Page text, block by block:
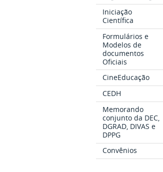
Iniciação
Científica
Formulários e
Modelos de
documentos
Oficiais
CineEducação
CEDH
Memorando
conjunto da DEC,
DGRAD, DIVAS e
DPPG
Convênios